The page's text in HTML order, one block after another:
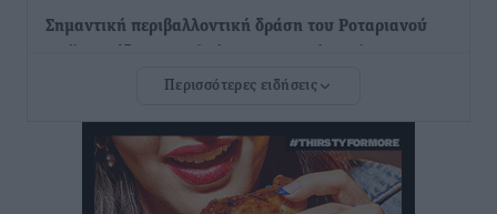
Σημαντική περιβαλλοντική δράση του Ροταριανού
πριν 4 ώρες
Σώθηκε ελάφι που παγιδεύτηκε στον Άγιο Ισίδωρο –
Άμεση κινητοποίηση της Δασικής Υπηρεσίας
Τοπικές Ειδήσεις πριν 4 ώρες
Περισσότερες ειδήσεις